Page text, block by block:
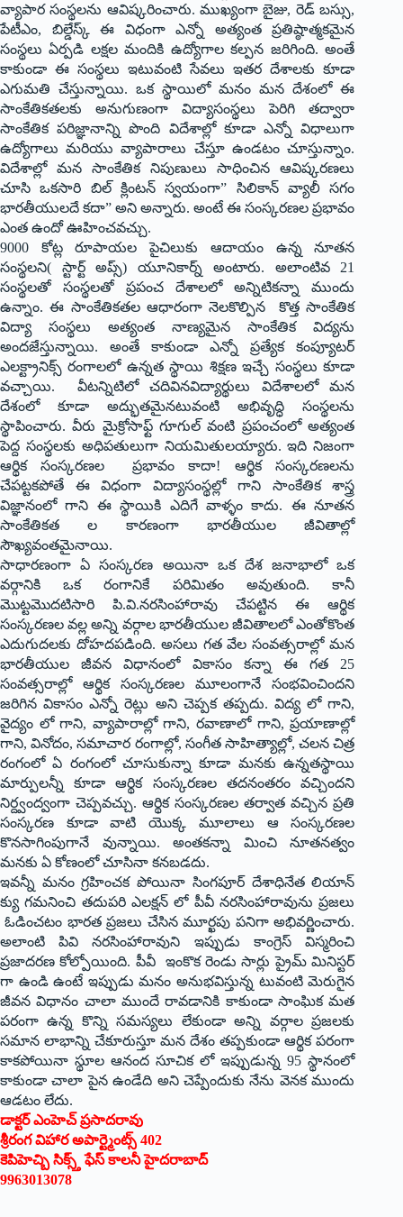
వ్యాపార సంస్థలను ఆవిష్కరించారు. ముఖ్యంగా బైజు, రెడ్ బస్సు,
పేటీఎం, బిల్డేస్క్ ఈ విధంగా ఎన్నో అత్యంత ప్రతిష్ఠాత్మకమైన
సంస్థలు ఏర్పడి లక్షల మందికి ఉద్యోగాల క‌ల్ప‌న‌ జరిగింది. అంతే
కాకుండా ఈ సంస్థలు ఇటువంటి సేవలు ఇతర దేశాలకు కూడా
ఎగుమతి చేస్తున్నాయి. ఒక స్థాయిలో మనం మన దేశంలో ఈ
సాంకేతికతలకు అనుగుణంగా విద్యాసంస్థలు పెరిగి తద్వారా
సాంకేతిక పరిజ్ఞానాన్ని పొంది విదేశాల్లో కూడా ఎన్నో విధాలుగా
ఉద్యోగాలు మరియు వ్యాపారాలు చేస్తూ ఉండటం చూస్తున్నాం.
విదేశాల్లో మన సాంకేతిక నిపుణులు సాధించిన ఆవిష్కరణలు
చూసి ఒకసారి బిల్ క్లింట‌న్ స్వయంగా” సిలికాన్ వ్యాలీ సగం
భారతీయులదే కదా” అని అన్నారు. అంటే ఈ సంస్కరణల ప్రభావం
ఎంత ఉందో ఊహించవచ్చు.
9000 కోట్ల రూపాయల పైచిలుకు ఆదాయం ఉన్న నూతన
సంస్థలని( స్టార్ట్ అప్స్) యూనికార్న్ అంటారు. అలాంటివ 21
సంస్థలతో సంస్థలతో ప్రపంచ దేశాలలో అన్నిటికన్నా ముందు
ఉన్నాం. ఈ సాంకేతికతల ఆధారంగా నెల‌కొల్పిన కొత్త సాంకేతిక
విద్యా సంస్థలు అత్యంత నాణ్యమైన సాంకేతిక విద్యను
అందజేస్తున్నాయి. అంతే కాకుండా ఎన్నో ప్రత్యేక కంప్యూటర్
ఎలక్ట్రానిక్స్ రంగాలలో ఉన్నత స్థాయి శిక్షణ ఇచ్చే సంస్థలు కూడా
వ‌చ్చాయి. వీటన్నిటిలో చదివినవిద్యార్థులు విదేశాలలో మన
దేశంలో కూడా అద్భుతమైనటువంటి అభివృద్ధి సంస్థలను
స్థాపించారు. వీరు మైక్రోసాఫ్ట్ గూగుల్ వంటి ప్రపంచంలో అత్యంత
పెద్ద సంస్థలకు అధిపతులుగా నియమితుల‌య్యారు. ఇది నిజంగా
ఆర్థిక సంస్కరణల ప్రభావం కాదా! ఆర్థిక సంస్కరణలను
చేపట్టకపోతే ఈ విధంగా విద్యాసంస్థల్లో గాని సాంకేతిక శాస్త్ర
విజ్ఞానంలో గాని ఈ స్థాయికి ఎదిగే వాళ్ళం కాదు. ఈ నూతన
సాంకేతికత ల కారణంగా భారతీయుల జీవితాల్లో
సౌఖ్యవంతమైనాయి.
సాధారణంగా ఏ సంస్కరణ అయినా ఒక దేశ జనాభాలో ఒక
వర్గానికి ఒక రంగానికే పరిమితం అవుతుంది. కానీ
మొట్టమొదటిసారి పి.వి.నరసింహారావు చేపట్టిన ఈ ఆర్థిక
సంస్కరణల వల్ల అన్ని వర్గాల భారతీయుల జీవితాలలో ఎంతోకొంత
ఎదుగుదలకు దోహదపడింది. అసలు గత వేల సంవత్సరాల్లో మన
భారతీయుల జీవన విధానంలో వికాసం కన్నా ఈ గత 25
సంవత్సరాల్లో ఆర్థిక సంస్కరణల మూలంగానే సంభవించిందని
జరిగిన వికాసం ఎన్నో రెట్లు అని చెప్పక తప్పదు. విద్య లో గాని,
వైద్యం లో గాని, వ్యాపారాల్లో గాని, రవాణాలో గాని, ప్రయాణాల్లో
గాని, వినోదం, సమాచార రంగాల్లో, సంగీత సాహిత్యాల్లో, చలన చిత్ర
రంగంలో ఏ రంగంలో చూసుకున్నా కూడా మనకు ఉన్నతస్థాయి
మార్పులన్నీ కూడా ఆర్థిక సంస్కరణల తదనంతరం వచ్చిందని
నిర్ద్వంద్వంగా చెప్పవచ్చు. ఆర్థిక సంస్కరణల తర్వాత వచ్చిన ప్రతి
సంస్కరణ కూడా వాటి యొక్క మూలాలు ఆ సంస్కరణల
కొనసాగింపుగానే వున్నాయి. అంతకన్నా మించి నూతనత్వం
మనకు ఏ కోణంలో చూసినా కనబడదు.
ఇవన్నీ మనం గ్రహించక పోయినా సింగపూర్ దేశాధినేత లియాన్
క్యు గమనించి తదుపరి ఎలక్షన్ లో పీవీ నరసింహారావును ప్రజలు
ఓడించటం భారత ప్రజలు చేసిన మూర్ఖపు పనిగా అభివర్ణించారు.
అలాంటి పివి నరసింహారావుని ఇప్పుడు కాంగ్రెస్ విస్మరించి
ప్రజాద‌రణ కోల్పోయింది. పీవీ ఇంకొక రెండు సార్లు ప్రైమ్ మినిస్టర్
గా ఉండి ఉంటే ఇప్పుడు మనం అనుభవిస్తున్న టువంటి మెరుగైన
జీవన విధానం చాలా ముందే రావడానికి కాకుండా సాంఘిక మత
పరంగా ఉన్న కొన్ని సమస్యలు లేకుండా అన్ని వర్గాల ప్రజలకు
సమాన లాభాన్ని చేకూరుస్తూ మన దేశం తప్పకుండా ఆర్థిక పరంగా
కాకపోయినా స్థూల ఆనంద సూచిక లో ఇప్పుడున్న 95 స్థానంలో
కాకుండా చాలా పైన ఉండేది అని చెప్పేందుకు నేను వెనక ముందు
ఆడటం లేదు.
డాక్టర్ ఎంహెచ్ ప్రసాదరావు
శ్రీరంగ విహార అపార్ట్మెంట్స్ 402
కెపిహెచ్బి సిక్స్త్ ఫేస్ కాలనీ హైదరాబాద్
9963013078